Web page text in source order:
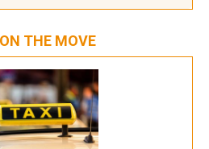
THE MOVE